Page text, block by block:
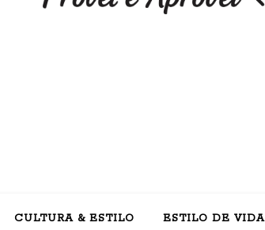
CULTURA & ESTILO ESTILO DE VIDA